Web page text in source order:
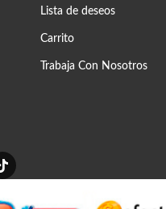
Lista de deseos
Carrito
Trabaja Con Nosotros
T
i
t